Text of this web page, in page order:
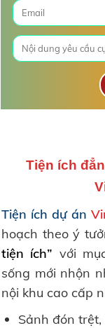
Tiện ích
Tiện ích dự án
hoạch theo ý
tiện ích” với
sống mới nhộn
nội khu cao cấp
Sảnh đón